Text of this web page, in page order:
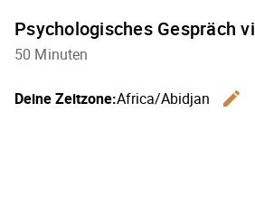
Psychologisches Gespräch
50 Minuten
Deine Zeitzone:Africa/Abidjan
edit